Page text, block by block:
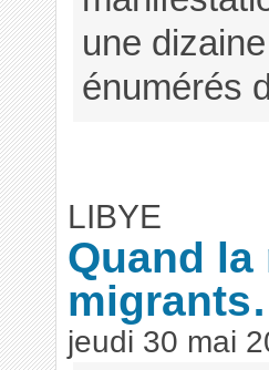
une
énumérés
LIBYE
Quand
jeudi 30 mai